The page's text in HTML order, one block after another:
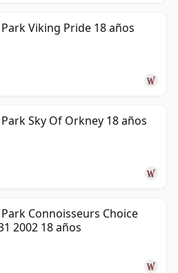
Viking Pride 18 años
Sky Of Orkney 18 años
Connoisseurs Choice
2002 18 años